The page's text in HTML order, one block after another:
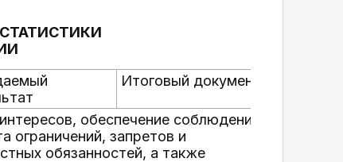
Итоговый документ
обеспечение соблюдения
запретов и
обязанностей, а также